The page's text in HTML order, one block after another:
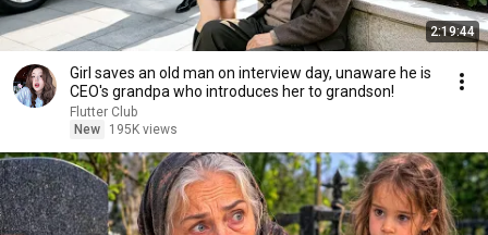
2:19:44
Girl saves an old man on interview day, unaware he is
CEO's grandpa who introduces her to grandson!
Flutter Club
New
195K views